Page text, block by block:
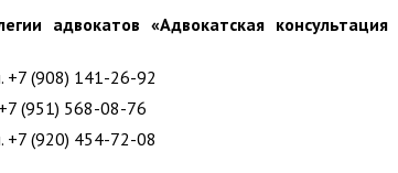
адвокатов «Адвокатская консультация
+7 (908) 141-26-92
(951) 568-08-76
+7 (920) 454-72-08